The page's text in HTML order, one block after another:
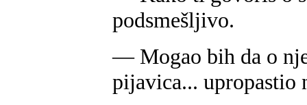
podsmešljivo.
— Mogao bih da o
pijavica... upropastio